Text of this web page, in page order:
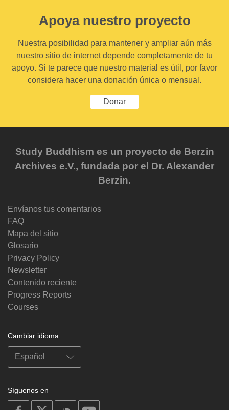
Apoya nuestro proyecto
Nuestra posibilidad para mantener y ampliar aún más
nuestro sitio de internet depende completamente de tu
apoyo. Si te parece que nuestro material es útil, por favor
considera hacer una donación única o mensual.
Donar
Study Buddhism es un proyecto de Berzin
Archives e.V., fundada por el Dr. Alexander
Berzin.
Envíanos tus comentarios
FAQ
Mapa del sitio
Glosario
Privacy Policy
Newsletter
Contenido reciente
Progress Reports
Courses
Cambiar idioma
Síguenos en
on